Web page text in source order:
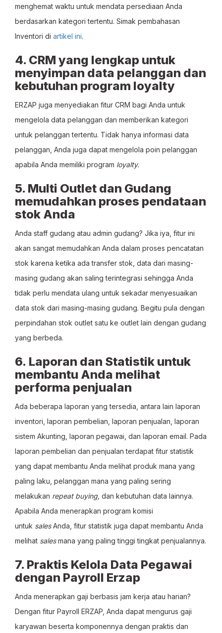
menghemat waktu untuk mendata persediaan Anda
berdasarkan kategori tertentu. Simak pembahasan
Inventori di artikel ini.
4. CRM yang lengkap untuk
menyimpan data pelanggan dan
kebutuhan program loyalty
ERZAP juga menyediakan fitur CRM bagi Anda untuk
mengelola data pelanggan dan memberikan kategori
untuk pelanggan tertentu. Tidak hanya informasi data
pelanggan, Anda juga dapat mengelola poin pelanggan
apabila Anda memiliki program loyalty.
5. Multi Outlet dan Gudang
memudahkan proses pendataan
stok Anda
Anda staff gudang atau admin gudang? Jika iya, fitur ini
akan sangat memudahkan Anda dalam proses pencatatan
stok karena ketika ada transfer stok, data dari masing-
masing gudang akan saling terintegrasi sehingga Anda
tidak perlu mendata ulang untuk sekadar menyesuaikan
data stok dari masing-masing gudang. Begitu pula dengan
perpindahan stok outlet satu ke outlet lain dengan gudang
yang berbeda.
6. Laporan dan Statistik untuk
membantu Anda melihat
performa penjualan
Ada beberapa laporan yang tersedia, antara lain laporan
inventori, laporan pembelian, laporan penjualan, laporan
sistem Akunting, laporan pegawai, dan laporan email. Pada
laporan pembelian dan penjualan terdapat fitur statistik
yang dapat membantu Anda melihat produk mana yang
paling laku, pelanggan mana yang paling sering
melakukan repeat buying, dan kebutuhan data lainnya.
Apabila Anda menerapkan program komisi
untuk salesAnda, fitur statistik juga dapat membantu Anda
melihat salesmana yang paling tinggi tingkat penjualannya.
7. Praktis Kelola Data Pegawai
dengan Payroll Erzap
Anda menerapkan gaji berbasis jam kerja atau harian?
Dengan fitur Payroll ERZAP, Anda dapat mengurus gaji
karyawan beserta komponennya dengan praktis dan